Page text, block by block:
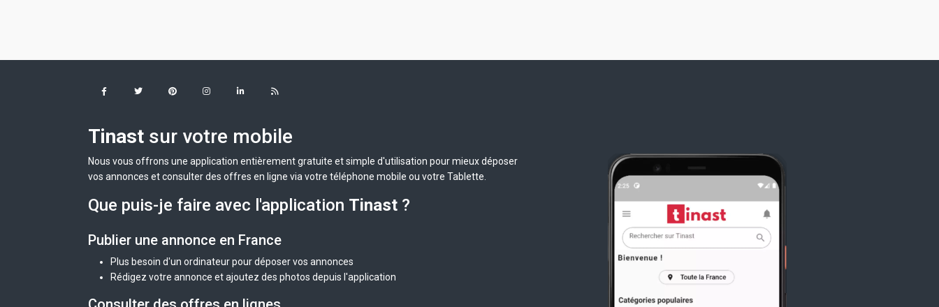
Tinast sur votre mobile
Nous vous offrons une application entièrement gratuite et simple d'utilisation pour mieux déposer
vos annonces et consulter des offres en ligne via votre téléphone mobile ou votre Tablette.
Que puis-je faire avec l'application Tinast ?
Publier une annonce en France
Plus besoin d'un ordinateur pour déposer vos annonces
Rédigez votre annonce et ajoutez des photos depuis l'application